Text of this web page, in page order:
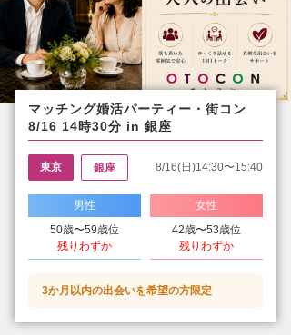
マッチング婚活パーティー・街コン
8/16 14時30分 in 銀座
東京 銀座 8/16(日)14:30〜15:40
男性
50歳〜59歳位
残りわずか
女性
42歳〜53歳位
残りわずか
3か月以内の出会いを希望の方限定